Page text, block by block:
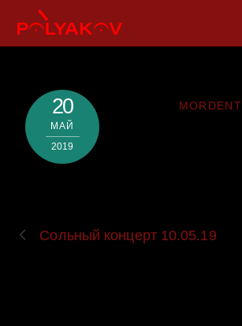
20
МАЙ
2019
MORDENT
Сольный концерт 10.05.19